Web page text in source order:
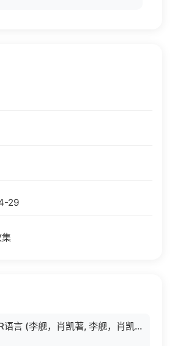
29
集
数据科学中的R语言 (李舰，肖凯著, 李舰，肖凯著；吴喜之审校, Pdg2Pic).pdf